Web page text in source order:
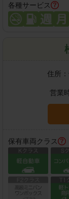
各種サービス
住所：
営業
保有車両クラス